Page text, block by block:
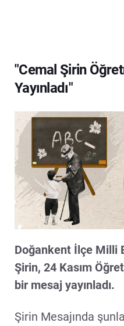
"Cemal Şirin
Yayınladı"
Doğankent İlçe Milli
Şirin, 24 Kasım
bir mesaj yayınladı.
Şirin Mesajında